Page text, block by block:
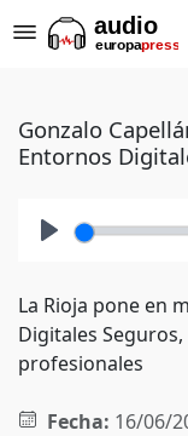
Gonzalo
Entornos
La Rioja pone en
Digitales
profesionales
Fecha: 16/06/